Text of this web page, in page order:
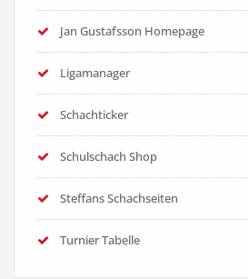
Jan Gustafsson Homepage
Ligamanager
Schachticker
Schulschach Shop
Steffans Schachseiten
Turnier Tabelle